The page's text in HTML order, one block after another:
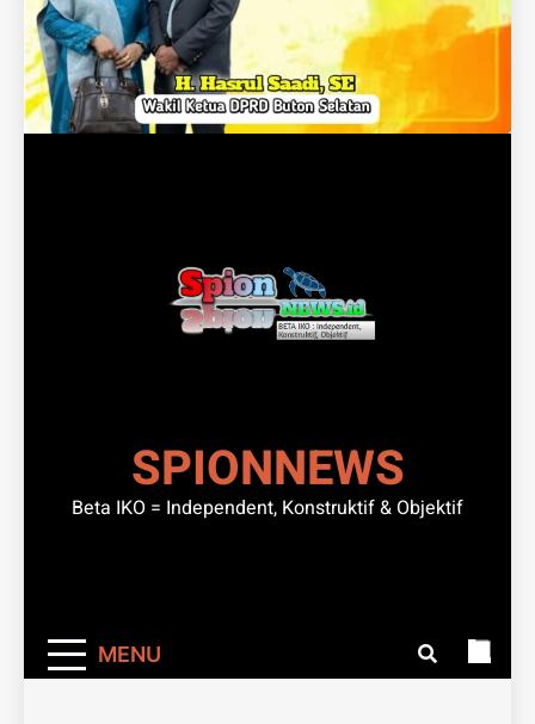
SPIONNEWS
Beta IKO = Independent, Konstruktif & Objektif
MENU